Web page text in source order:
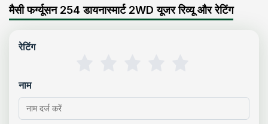
मैसी फर्ग्यूसन 254 डायनास्मार्ट 2WD यूजर रिव्यू और रेटिंग
रेटिंग
नाम